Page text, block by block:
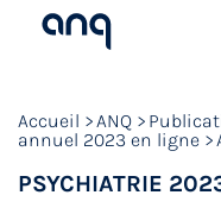
Accueil ANQ
annuel 2023 en ligne
PSYCHIATRIE